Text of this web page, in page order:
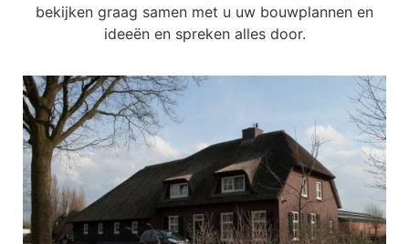
bekijken graag samen met u uw bouwplannen en
ideeën en spreken alles door.